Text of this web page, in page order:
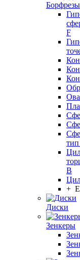
Борфрезы
F
B
+
Диски
Зенкеры